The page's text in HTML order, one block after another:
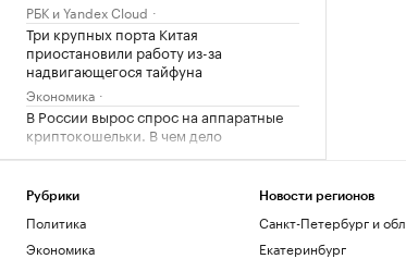
РБК и Yandex Cloud
Три крупных порта Китая
приостановили работу из-за
надвигающегося тайфуна
Экономика
В России вырос спрос на аппаратные
криптокошельки. В чем дело
Крипто
получать дополнительное
образование
Общество
Рубрики
Политика
Экономика
Новости регионов
Санкт-Петербург и
Екатеринбург